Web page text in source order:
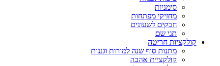
סימניות
מחזיקי מפתחות
חבקים לשעונים
תגי שם
קולקציות חריטה
מתנות סוף שנה למורות וגננות
קולקציית אהבה